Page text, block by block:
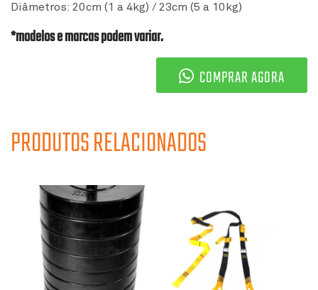
Diâmetros: 20cm (1 a 4kg) / 23cm (5 a 10kg)
*modelos e marcas podem variar.
COMPRAR AGORA
PRODUTOS RELACIONADOS